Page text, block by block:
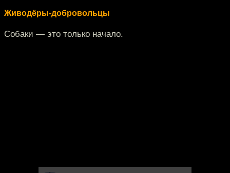
Живодёры-добровольцы
Собаки — это только начало.